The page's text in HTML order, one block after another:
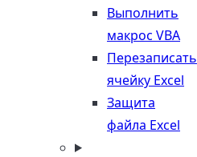
Выполнить
макрос VBA
Перезаписать
ячейку Excel
Защита
файла Excel